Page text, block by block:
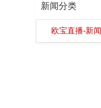
新闻分类
欧宝直播-新闻